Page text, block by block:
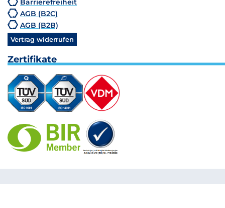
Barrierefreiheit
AGB (B2C)
AGB (B2B)
Vertrag widerrufen
Zertifikate